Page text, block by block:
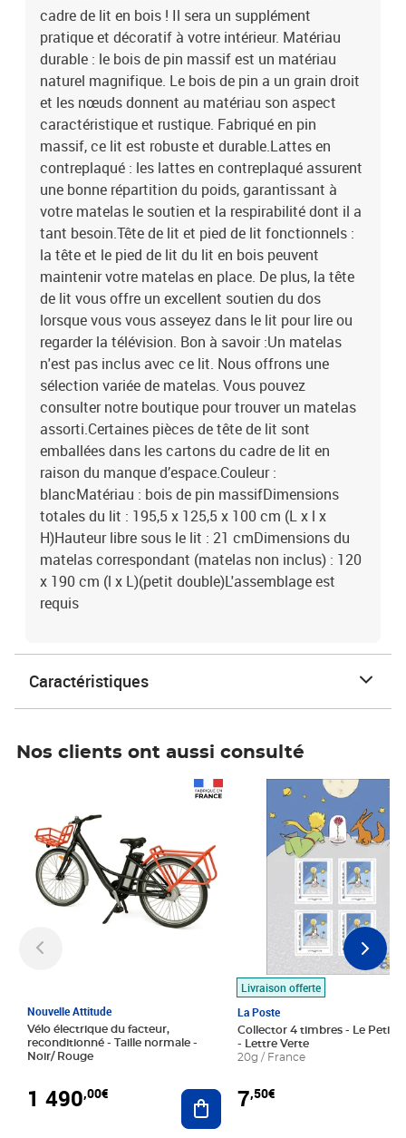
consulter notre boutique pour trouver un matelas
assorti.Certaines pièces de tête de lit sont emballées dans les
cartons du cadre de lit en raison du manque d’espace.Couleur :
blancMatériau : bois de pin massifDimensions totales du lit :
195,5 x 125,5 x 100 cm (L x l x H)Hauteur libre sous le lit : 21
cmDimensions du matelas correspondant (matelas non inclus) :
120 x 190 cm (l x L)(petit double)L'assemblage est requis
cadre de lit en bois ! Il sera un supplément
pratique et décoratif à votre intérieur. Matériau
durable : le bois de pin massif est un matériau
naturel magnifique. Le bois de pin a un grain droit
et les nœuds donnent au matériau son aspect
caractéristique et rustique. Fabriqué en pin
massif, ce lit est robuste et durable.Lattes en
contreplaqué : les lattes en contreplaqué assurent
une bonne répartition du poids, garantissant à
votre matelas le soutien et la respirabilité dont il a
tant besoin.Tête de lit et pied de lit fonctionnels :
la tête et le pied de lit du lit en bois peuvent
maintenir votre matelas en place. De plus, la tête
de lit vous offre un excellent soutien du dos
lorsque vous vous asseyez dans le lit pour lire ou
regarder la télévision. Bon à savoir :Un matelas
n'est pas inclus avec ce lit. Nous offrons une
sélection variée de matelas. Vous pouvez
consulter notre boutique pour trouver un matelas
assorti.Certaines pièces de tête de lit sont
emballées dans les cartons du cadre de lit en
raison du manque d’espace.Couleur :
blancMatériau : bois de pin massifDimensions
totales du lit : 195,5 x 125,5 x 100 cm (L x l x
H)Hauteur libre sous le lit : 21 cmDimensions du
matelas correspondant (matelas non inclus) : 120
x 190 cm (l x L)(petit double)L'assemblage est
requis
Caractéristiques
Nos clients ont aussi consulté
Nouvelle Attitude
Vélo électrique du facteur,
reconditionné - Taille normale -
Noir/ Rouge
1 490,00€ Ajouter au panier
Livraison offerte
La Poste
Collector 4 timbres - Le Petit
- Lettre Verte
20g / France
7,50€
Prix 7,50€